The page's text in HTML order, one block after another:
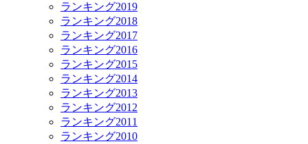
ランキング2019
ランキング2018
ランキング2017
ランキング2016
ランキング2015
ランキング2014
ランキング2013
ランキング2012
ランキング2011
ランキング2010